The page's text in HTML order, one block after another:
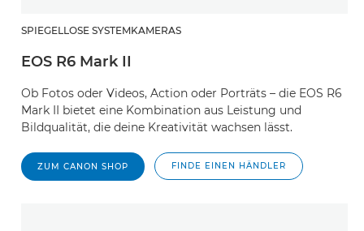
SPIEGELLOSE SYSTEMKAMERAS
EOS R6 Mark II
Ob Fotos oder Videos, Action oder Porträts – die EOS R6
Mark II bietet eine Kombination aus Leistung und
Bildqualität, die deine Kreativität wachsen lässt.
ZUM CANON SHOP FINDE EINEN HÄNDLER